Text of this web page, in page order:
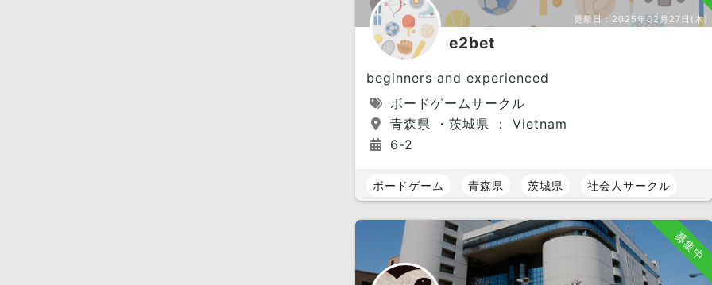
更新日： 2025年02月27日(木)
e2bet
beginners and experienced
ボードゲームサークル
青森県 ・茨城県 ： Vietnam
6-2
ボードゲーム 青森県 茨城県 社会人サークル
募集中